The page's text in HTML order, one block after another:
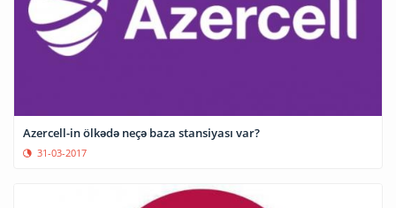
Azercell-in ölkədə neçə baza stansiyası var?
31-03-2017